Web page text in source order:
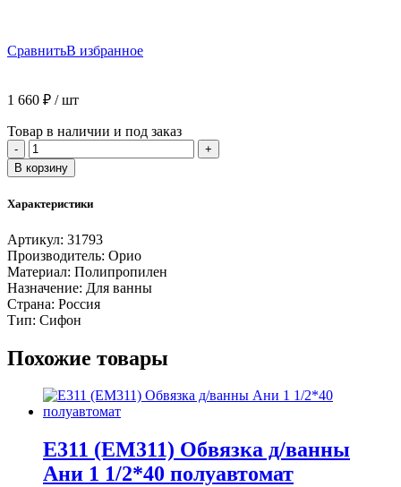
СравнитьВ избранное
1 660 ₽ / шт
Товар в наличии и под заказ
-
Количество
товара
А-28089
для
(обвязка)
ОРИО
1
1/2"х40,
регул.,
с
и
40-
40/50
(полуавтом)
+
В корзину
Характеристики
Артикул: 31793
Производитель: Орио
Материал: Полипропилен
Назначение: Для ванны
Страна: Россия
Тип: Сифон
Похожие товары
E311 (ЕМ311) Обвязка д/ванны
Ани 1 1/2*40 полуавтомат